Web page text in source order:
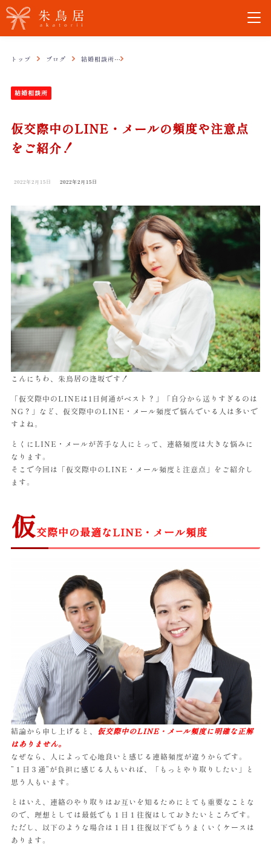
トップ ブログ 結婚相談所
結婚相談所
仮交際中のLINE・メールの頻度や注意点
をご紹介！
2022年2月15日 2022年2月15日
こんにちわ、朱鳥居の逢坂です！
「仮交際中のLINEは1日何通がベスト？」「自分から送りすぎるのは
NG？」など、仮交際中のLINE・メール頻度で悩んでいる人は多いで
すよね。
とくにLINE・メールが苦手な人にとって、連絡頻度は大きな悩みに
なります。
そこで今回は「仮交際中のLINE・メール頻度と注意点」をご紹介し
ます。
仮交際中の最適なLINE・メール頻度
結論から申し上げると、 仮交際中のLINE・メール頻度に明確な正解
はありません。
なぜなら、人によって心地良いと感じる連絡頻度が違うからです。
”１日３通”が負担に感じる人もいれば、「もっとやり取りしたい」と
思う人もいます。
とはいえ、連絡のやり取りはお互いを知るためにとても重要なことな
ので、理想としては最低でも１日１往復はしておきたいところです。
ただし、以下のような場合は１日１往復以下でもうまくいくケースは
あります。